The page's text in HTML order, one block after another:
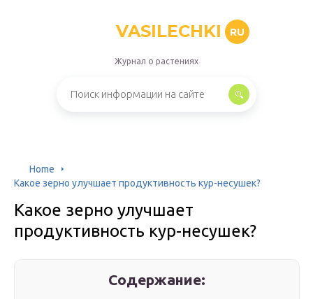
VASILECHKI RU
Журнал о растениях
Home
Какое зерно улучшает продуктивность кур-несушек?
Какое зерно улучшает
продуктивность кур-несушек?
Содержание: